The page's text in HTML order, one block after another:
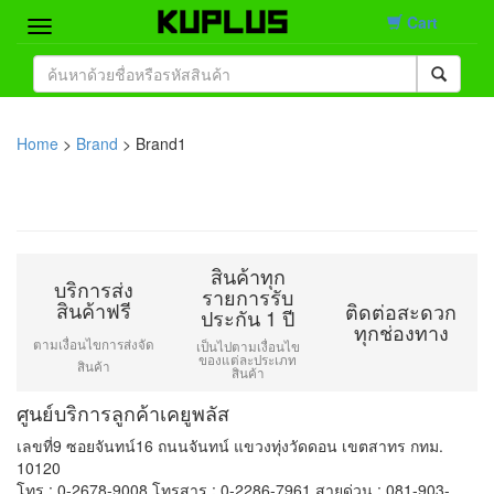
Home
Cart
Home > Brand > Brand1
บริการส่ง
สินค้าฟรี
ตามเงื่อนไขการส่งจัด
สินค้า
สินค้าทุก
รายการรับ
ประกัน 1 ปี
เป็นไปตามเงื่อนไข
ของแต่ละประเภท
สินค้า
ติดต่อสะดวก
ทุกช่องทาง
ศูนย์บริการลูกค้าเคยูพลัส
เลขที่9 ซอยจันทน์16 ถนนจันทน์ แขวงทุ่งวัดดอน เขตสาทร กทม.
10120
โทร : 0-2678-9008 โทรสาร : 0-2286-7961 สายด่วน : 081-903-